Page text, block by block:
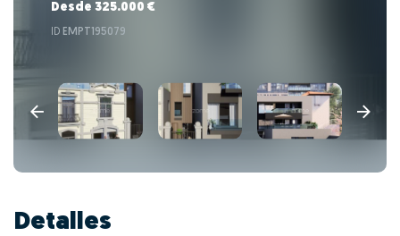
Desde 325.000 €
ID EMPT195079
Detalles